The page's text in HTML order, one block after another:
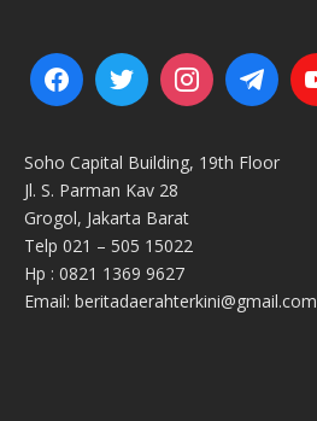
Soho Capital Building, 19th Floor
Jl. S. Parman Kav 28
Grogol, Jakarta Barat
Telp 021 – 505 15022
Hp : 0821 1369 9627
Email: beritadaerahterkini@gmail.com